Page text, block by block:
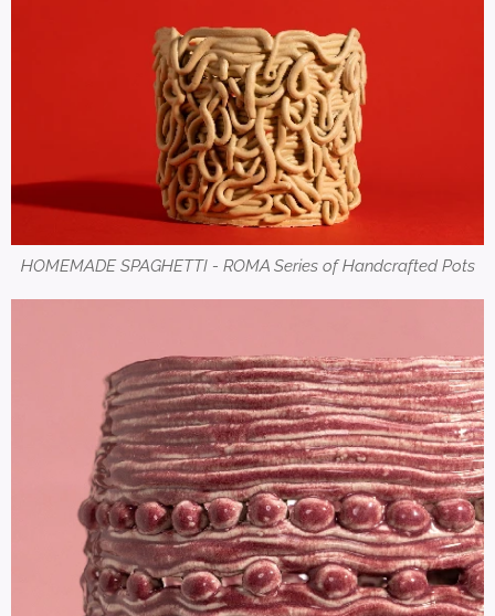
HOMEMADE SPAGHETTI - ROMA Series of Handcrafted Pots